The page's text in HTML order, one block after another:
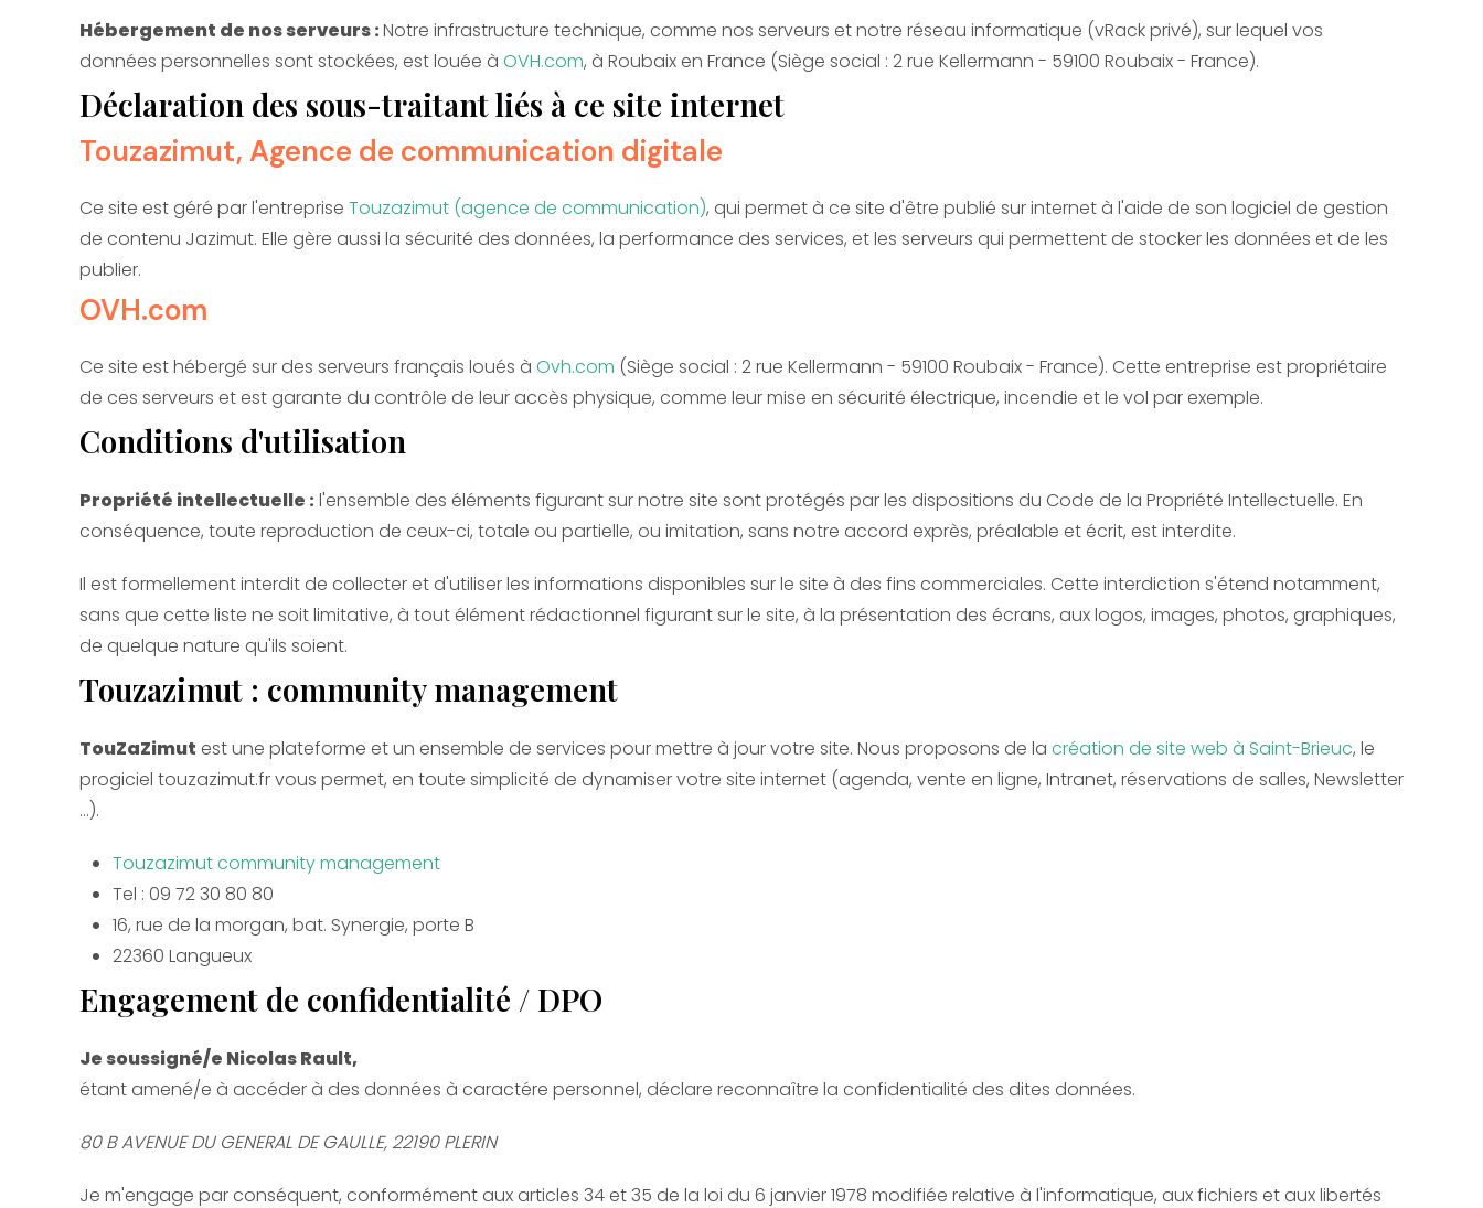
Hébergement de nos serveurs :Notre infrastructure technique, comme nos serveurs et notre réseau informatique (vRack privé), sur lequel vos
données personnelles sont stockées, est louée à OVH.com, à Roubaix en France (Siège social : 2 rue Kellermann - 59100 Roubaix - France).
Déclaration des sous-traitant liés à ce site internet
Touzazimut, Agence de communication digitale
Ce site est géré par l'entreprise Touzazimut (agence de communication), qui permet à ce site d'être publié sur internet à l'aide de son logiciel de gestion
de contenu Jazimut. Elle gère aussi la sécurité des données, la performance des services, et les serveurs qui permettent de stocker les données et de les
publier.
OVH.com
Ce site est hébergé sur des serveurs français loués à Ovh.com (Siège social : 2 rue Kellermann - 59100 Roubaix - France). Cette entreprise est propriétaire
de ces serveurs et est garante du contrôle de leur accès physique, comme leur mise en sécurité électrique, incendie et le vol par exemple.
Conditions d'utilisation
Propriété intellectuelle : l'ensemble des éléments figurant sur notre site sont protégés par les dispositions du Code de la Propriété Intellectuelle. En
conséquence, toute reproduction de ceux-ci, totale ou partielle, ou imitation, sans notre accord exprès, préalable et écrit, est interdite.
Il est formellement interdit de collecter et d'utiliser les informations disponibles sur le site à des fins commerciales. Cette interdiction s'étend notamment,
sans que cette liste ne soit limitative, à tout élément rédactionnel figurant sur le site, à la présentation des écrans, aux logos, images, photos, graphiques,
de quelque nature qu'ils soient.
Touzazimut : community management
TouZaZimut est une plateforme et un ensemble de services pour mettre à jour votre site. Nous proposons de la création de site web à Saint-Brieuc, le
progiciel touzazimut.fr vous permet, en toute simplicité de dynamiser votre site internet (agenda, vente en ligne, Intranet, réservations de salles, Newsletter
...).
Touzazimut community management
Tel : 09 72 30 80 80
16, rue de la morgan, bat. Synergie, porte B
22360 Langueux
Engagement de confidentialité / DPO
Je soussigné/e Nicolas Rault,
étant amené/e à accéder à des données à caractére personnel, déclare reconnaître la confidentialité des dites données.
80 B AVENUE DU GENERAL DE GAULLE, 22190 PLERIN
Je m'engage par conséquent, conformément aux articles 34 et 35 de la loi du 6 janvier 1978 modifiée relative à l'informatique, aux fichiers et aux libertés